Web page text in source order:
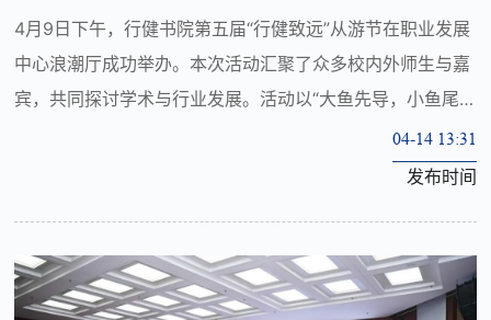
4月9日下午，行健书院第五届“行健致远”从游节在职业发展
中心浪潮厅成功举办。本次活动汇聚了众多校内外师生与嘉
宾，共同探讨学术与行业发展。活动以“大鱼先导，小鱼尾
随”为主旨，通过搭建多元互动平台，引导学生关注行业发
04-14 13:31
发布时间